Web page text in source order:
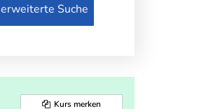
erweiterte Suche
Kurs merken